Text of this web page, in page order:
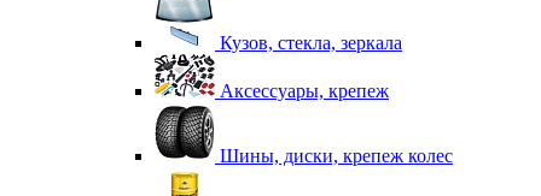
Кузов, стекла, зеркала
Аксессуары, крепеж
Шины, диски, крепеж колес